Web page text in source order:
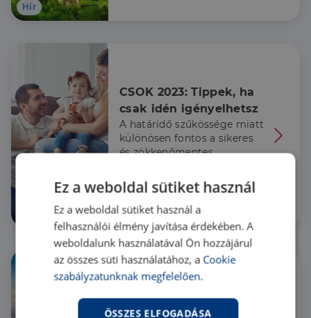
Hír
CSOK 2023: Tippek, ha
csak idén igényelhetsz
A határidő szűkössége miatt
különösen fontos a sikeres
és zökkenőmentes
kifejezetten ingatlanhoz
kapcsolódó, rejtett buktatók.
200 évnyi történelem a
fővárosi ingatlanpiacon
Ez a weboldal sütiket használ
Ez a weboldal sütiket használ a
felhasználói élmény javítása érdekében. A
weboldalunk használatával Ön hozzájárul
az összes süti használatához, a Cookie
szabályzatunknak megfelelően.
ÖSSZES ELFOGADÁSA